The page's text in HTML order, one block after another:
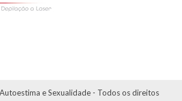
e Sexualidade - Todos os direitos